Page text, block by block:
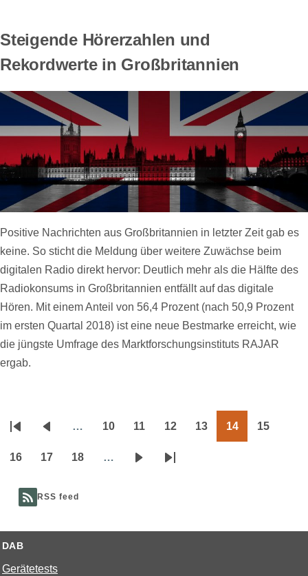
Steigende Hörerzahlen und
Rekordwerte in Großbritannien
Positive Nachrichten aus Großbritannien in letzter Zeit gab es
keine. So sticht die Meldung über weitere Zuwächse beim
digitalen Radio direkt hervor: Deutlich mehr als die Hälfte des
Radiokonsums in Großbritannien entfällt auf das digitale
Hören. Mit einem Anteil von 56,4 Prozent (nach 50,9 Prozent
im ersten Quartal 2018) ist eine neue Bestmarke erreicht, wie
die jüngste Umfrage des Marktforschungsinstituts RAJAR
ergab.
Seitennummerierung
Erste
Seite
Vorherige
Seite
… 10 11 12 13 14 15
16 17 18 …
NächsteLetzte
RSS feed
DAB
Gerätetests